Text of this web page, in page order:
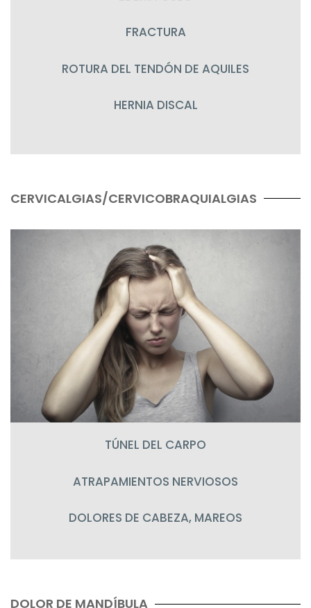
FRACTURA
ROTURA DEL TENDÓN DE AQUILES
HERNIA DISCAL
CERVICALGIAS/CERVICOBRAQUIALGIAS
TÚNEL DEL CARPO
ATRAPAMIENTOS NERVIOSOS
DOLORES DE CABEZA, MAREOS
DOLOR DE MANDÍBULA